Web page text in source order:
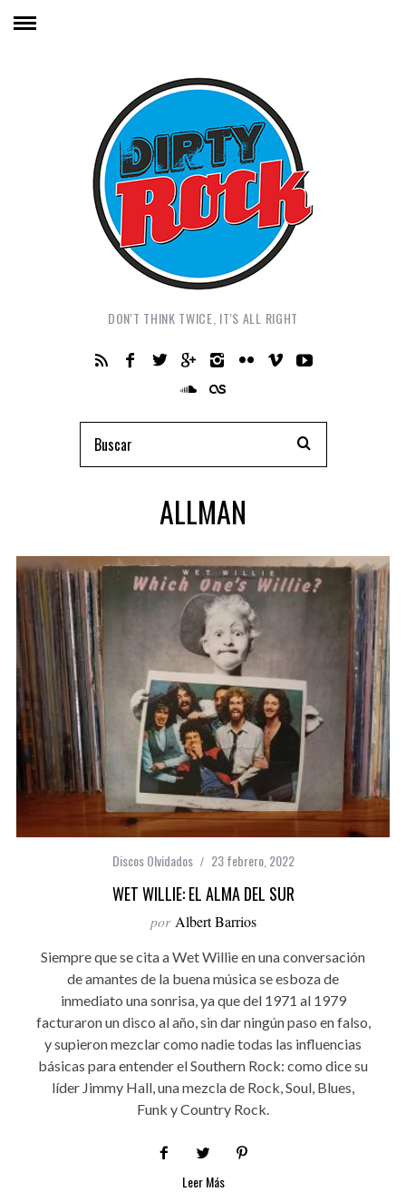
DON'T THINK TWICE, IT'S ALL RIGHT
ALLMAN
Discos Olvidados 23 febrero, 2022
WET WILLIE: EL ALMA DEL SUR
por Albert Barrios
Siempre que se cita a Wet Willie en una conversación
de amantes de la buena música se esboza de
inmediato una sonrisa, ya que del 1971 al 1979
facturaron un disco al año, sin dar ningún paso en falso,
y supieron mezclar como nadie todas las influencias
básicas para entender el Southern Rock: como dice su
líder Jimmy Hall, una mezcla de Rock, Soul, Blues,
Funk y Country Rock.
Leer Más